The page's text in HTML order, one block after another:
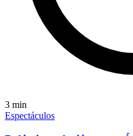
3 min
Espectáculos